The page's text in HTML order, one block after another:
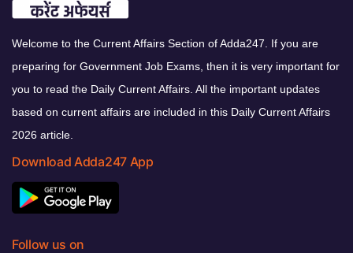
Welcome to the Current Affairs Section of Adda247. If you are
preparing for Government Job Exams, then it is very important for
you to read the Daily Current Affairs. All the important updates
based on current affairs are included in this Daily Current Affairs
2026 article.
Download Adda247 App
Follow us on